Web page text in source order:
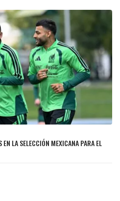
LA SELECCIÓN MEXICANA PARA EL